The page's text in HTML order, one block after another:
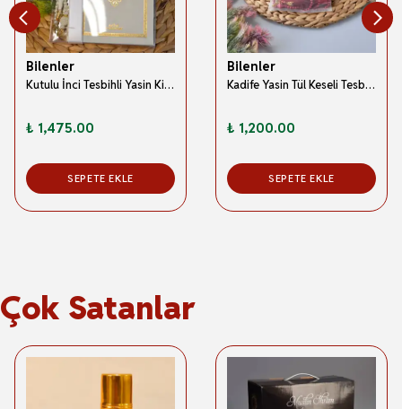
Bilenler
Kutulu İnci Tesbihli Yasin Kitabı Çanta Boy Termo Deri Kaplı Beyaz 5 Adet– Arapça; Türkçe Okunuşlu ve Mealli – 128 Sayfa | Hac Umre ve Mevlit Hediyeliği
₺ 1,475.00
SEPETE EKLE
Bilenler
Kadife Yasin Tül Keseli Tesbihli 128 Sayfa Kırmızı Renk 10 Adet
₺ 1,200.00
SEPETE EKLE
Çok Satanlar